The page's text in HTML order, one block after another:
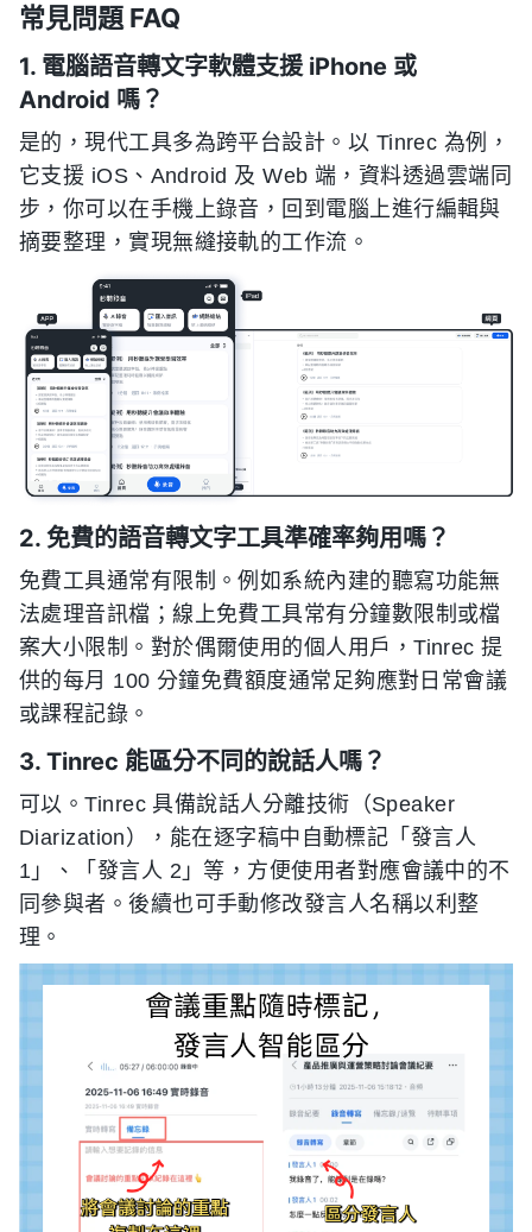
常見問題 FAQ
1. 電腦語音轉文字軟體支援 iPhone 或
Android 嗎？
是的，現代工具多為跨平台設計。以 Tinrec 為例，
它支援 iOS、Android 及 Web 端，資料透過雲端同
步，你可以在手機上錄音，回到電腦上進行編輯與
摘要整理，實現無縫接軌的工作流。
2. 免費的語音轉文字工具準確率夠用嗎？
免費工具通常有限制。例如系統內建的聽寫功能無
法處理音訊檔；線上免費工具常有分鐘數限制或檔
案大小限制。對於偶爾使用的個人用戶，Tinrec 提
供的每月 100 分鐘免費額度通常足夠應對日常會議
或課程記錄。
3. Tinrec 能區分不同的說話人嗎？
可以。Tinrec 具備說話人分離技術（Speaker
Diarization），能在逐字稿中自動標記「發言人
1」、「發言人 2」等，方便使用者對應會議中的不
同參與者。後續也可手動修改發言人名稱以利整
理。